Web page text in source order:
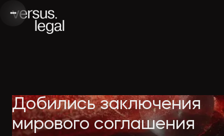
Интеллектуальная
собственность
Вебинары и
видео
Добились заключения
мирового соглашения